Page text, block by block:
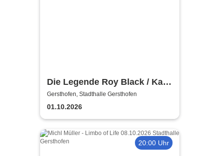
Die Legende Roy Black / Kay
Dörfel und Stargast Peter
Orloff auf „Ganz in Weiß –
Tour 2026"
Gersthofen, Stadthalle Gersthofen
01.10.2026
20:00 Uhr